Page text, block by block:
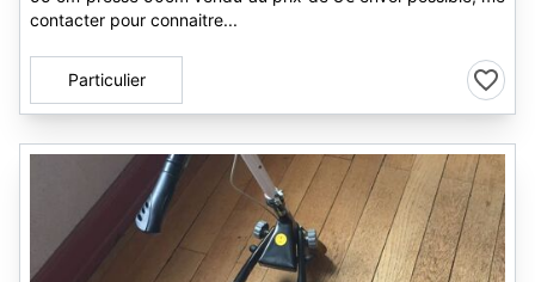
contacter pour connaitre...
Particulier